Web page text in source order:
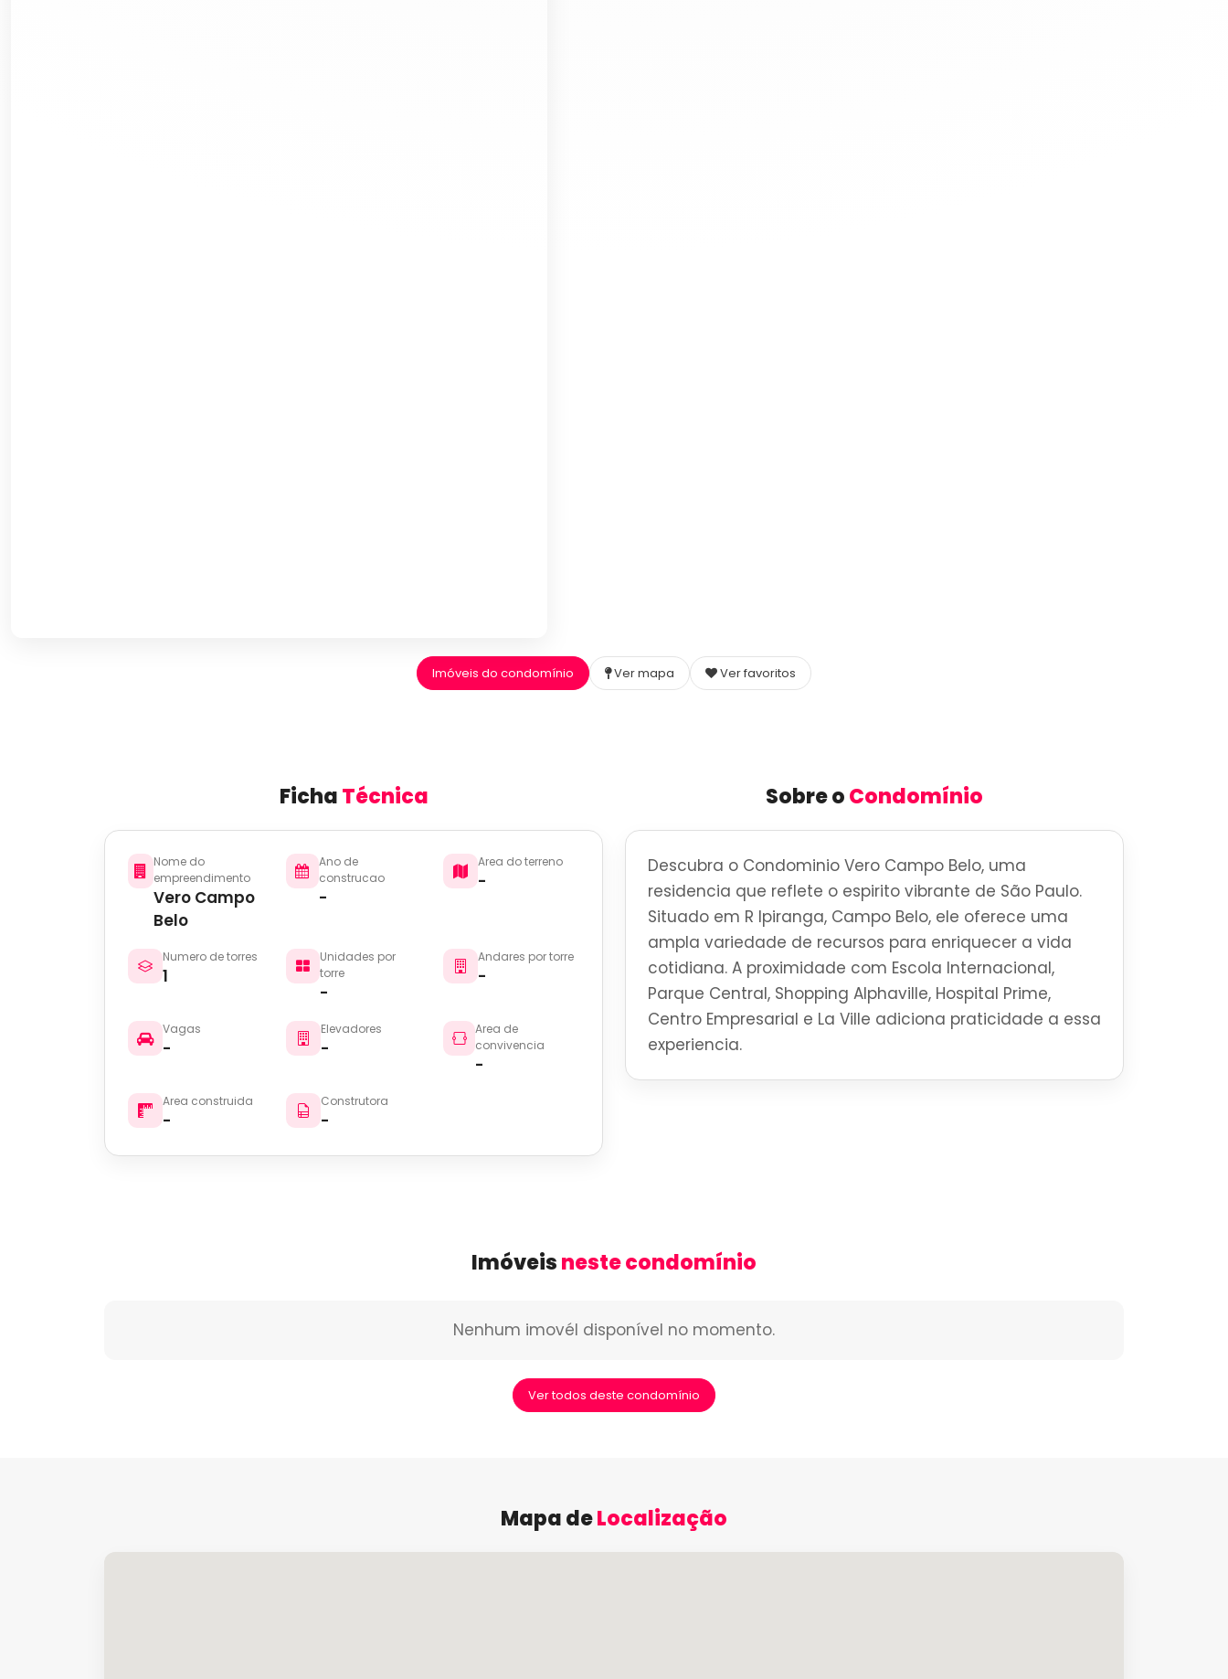
Imóveis do condomínio Ver mapa Ver favoritos
FichaTécnica
Nome do
empreendimento
Vero Campo
Belo
Ano de
construcao
-
Area do terreno
-
Numero de torres
1
Unidades por
torre
-
Andares por torre
-
Vagas
-
Elevadores
-
Area de
convivencia
-
Area construida
-
Construtora
-
Sobre oCondomínio
Descubra o Condominio Vero Campo Belo, uma
residencia que reflete o espirito vibrante de São Paulo.
Situado em R Ipiranga, Campo Belo, ele oferece uma
ampla variedade de recursos para enriquecer a vida
cotidiana. A proximidade com Escola Internacional,
Parque Central, Shopping Alphaville, Hospital Prime,
Centro Empresarial e La Ville adiciona praticidade a essa
experiencia.
Imóveisneste condomínio
Nenhum imovél disponível no momento.
Ver todos deste condomínio
Mapa deLocalização